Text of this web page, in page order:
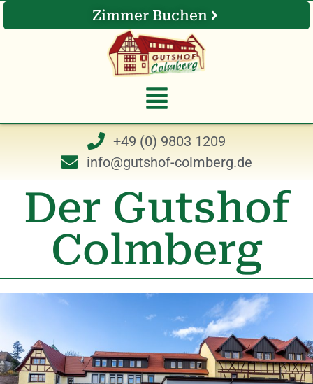
Zimmer Buchen
+49 (0) 9803 1209
info@gutshof-colmberg.de
Der Gutshof
Colmberg